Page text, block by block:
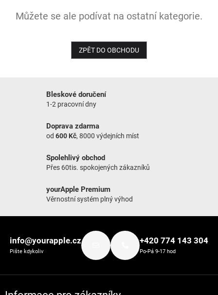
NOVINKY
Můžete se ale podívat na ostatní kategorie.
ZPĚT DO OBCHODU
Bleskové doručení
1-2 pracovní dny
Doprava zdarma
od 600 Kč, 8000 výdejních míst
Spolehlivý obchod
Přes 60tis. spokojených zákazníků
yourApple Premium
Věrnostní systém plný výhod
info@yourapple.cz
Pište kdykoliv
+420 774 143 304
Po-Pá 9-17 hod